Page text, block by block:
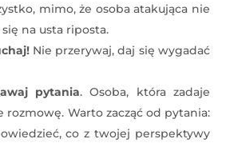
mimo, że osoba atakująca nie
na usta riposta.
Nie przerywaj, daj się wygadać
pytania. Osoba, która zadaje
rozmowę. Warto zacząć od pytania:
co z twojej perspektywy